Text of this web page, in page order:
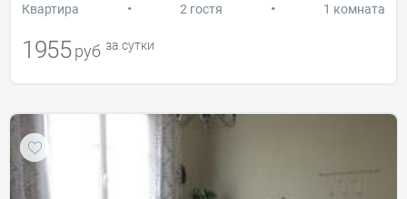
Квартира • 2 гостя • 1 комната
1955 руб за сутки